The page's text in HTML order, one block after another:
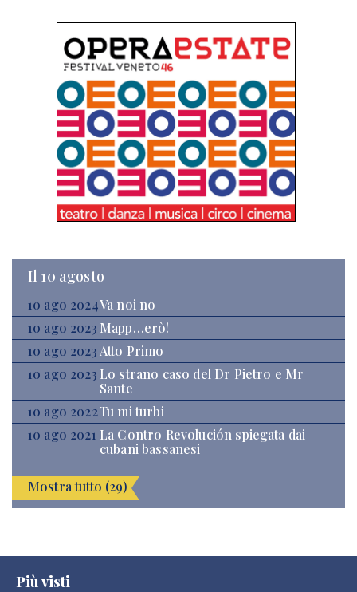
Il 10 agosto
10 ago 2024Va noi no
10 ago 2023 Mapp…erò!
10 ago 2023 Atto Primo
10 ago 2023 Lo strano caso del Dr Pietro e Mr
Sante
10 ago 2022Tu mi turbi
10 ago 2021 La Contro Revolución spiegata dai
cubani bassanesi
Mostra tutto (29)
Più visti